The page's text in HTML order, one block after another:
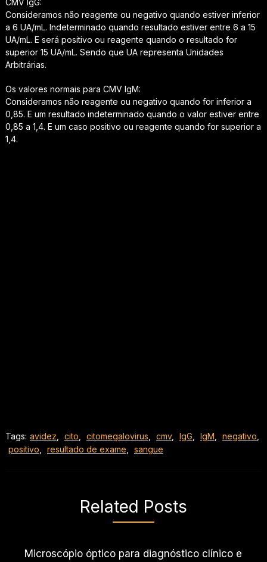
CMV IgG:
Consideramos não reagente ou negativo quando estiver inferior
a 6 UA/mL. Indeterminado quando resultado estiver entre 6 a 15
UA/mL. E será positivo ou reagente quando o resultado for
superior 15 UA/mL. Sendo que UA representa Unidades
Arbitrárias.
Os valores normais para CMV IgM:
Consideramos não reagente ou negativo quando for inferior a
0,85. E um resultado indeterminado quando o valor estiver entre
0,85 a 1,4. E um caso positivo ou reagente quando for superior a
1,4.
Tags: avidez cito citomegalovirus cmv, IgG IgM negativo
positivo
resultado de exame sangue
Related Posts
Microscópio óptico para diagnóstico clínico e